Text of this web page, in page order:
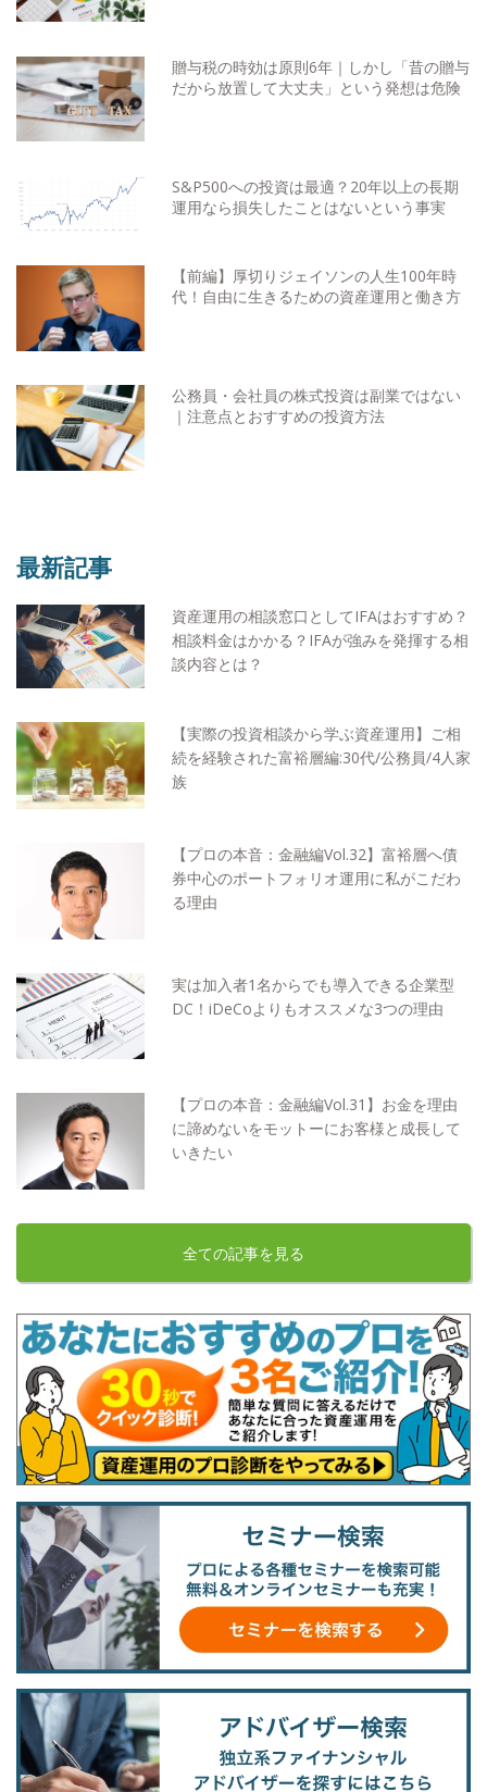
贈与税の時効は原則6年｜しかし「昔の贈与
だから放置して大丈夫」という発想は危険
S&P500への投資は最適？20年以上の長期
運用なら損失したことはないという事実
【前編】厚切りジェイソンの人生100年時
代！自由に生きるための資産運用と働き方
公務員・会社員の株式投資は副業ではない
｜注意点とおすすめの投資方法
最新記事
資産運用の相談窓口としてIFAはおすすめ？
相談料金はかかる？IFAが強みを発揮する相
談内容とは？
【実際の投資相談から学ぶ資産運用】ご相
続を経験された富裕層編:30代/公務員/4人家
族
【プロの本音：金融編Vol.32】富裕層へ債
券中心のポートフォリオ運用に私がこだわ
る理由
実は加入者1名からでも導入できる企業型
DC！iDeCoよりもオススメな3つの理由
【プロの本音：金融編Vol.31】お金を理由
に諦めないをモットーにお客様と成長して
いきたい
全ての記事を見る